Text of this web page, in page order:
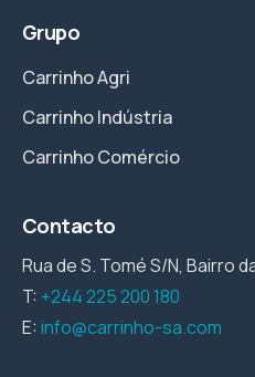
Grupo
Carrinho Agri
Carrinho Indústria
Carrinho Comércio
Contacto
Rua de S. Tomé S/N, Bairro
T: +244 225 200 180
E:info@carrinho-sa.com